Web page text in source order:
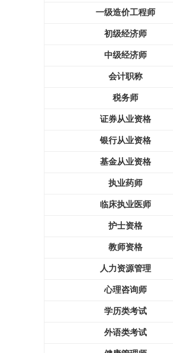
一级造价工程师
初级经济师
中级经济师
会计职称
税务师
证券从业资格
银行从业资格
基金从业资格
执业药师
临床执业医师
护士资格
教师资格
人力资源管理
心理咨询师
学历类考试
外语类考试